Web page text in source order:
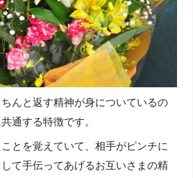
んと返す精神が身についているの
通する特徴です。
とを覚えていて、相手がピンチに
て手伝ってあげるお互いさまの精